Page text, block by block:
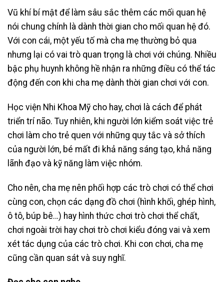
Vũ khí bí mật để làm sâu sắc thêm các mối quan hệ
nói chung chính là dành thời gian cho mối quan hệ đó.
Với con cái, một yếu tố mà cha mẹ thường bỏ qua
nhưng lại có vai trò quan trọng là chơi với chúng. Nhiều
bậc phụ huynh không hề nhận ra những điều có thể tác
động đến con khi cha mẹ dành thời gian chơi với con.
Học viện Nhi Khoa Mỹ cho hay, chơi là cách để phát
triển trí não. Tuy nhiên, khi người lớn kiểm soát việc trẻ
chơi làm cho trẻ quen với những quy tắc và sở thích
của người lớn, bé mất đi khả năng sáng tạo, khả năng
lãnh đạo và kỹ năng làm việc nhóm.
Cho nên, cha mẹ nên phối hợp các trò chơi có thể chơi
cùng con, chọn các dạng đồ chơi (hình khối, ghép hình,
ô tô, búp bê…) hay hình thức chơi trò chơi thể chất,
chơi ngoài trời hay chơi trò chơi kiểu đóng vai và xem
xét tác dụng của các trò chơi. Khi con chơi, cha mẹ
cũng cần quan sát và suy nghĩ.